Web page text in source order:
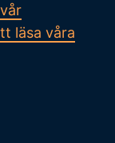
läsa våra